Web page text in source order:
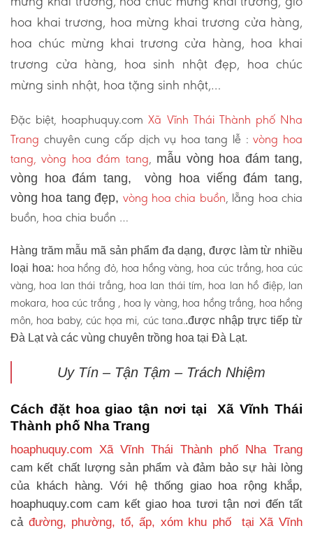
hoa khai trương, hoa mừng khai trương cửa hàng,
hoa chúc mừng khai trương cửa hàng, hoa khai
trương cửa hàng, hoa sinh nhật đẹp, hoa chúc
mừng sinh nhật, hoa tặng sinh nhật,…
Đặc biệt, hoaphuquy.com Xã Vĩnh Thái Thành phố Nha
Trang chuyên cung cấp dịch vụ hoa tang lễ :vòng hoa
tang, vòng hoa đám tang, mẫu vòng hoa đám tang,
vòng hoa đám tang, vòng hoa viếng đám tang,
vòng hoa tang đẹp, vòng hoa chia buồn, lẵng hoa chia
buồn, hoa chia buồn …
Hàng trăm mẫu mã sản phẩm đa dạng, được làm từ nhiều
loại hoa: hoa hồng đỏ, hoa hồng vàng, hoa cúc trắng, hoa cúc
vàng, hoa lan thái trắng, hoa lan thái tím, hoa lan hồ điệp, lan
mokara, hoa cúc trắng , hoa ly vàng, hoa hồng trắng, hoa hồng
môn, hoa baby, cúc họa mi, cúc tana..được nhập trực tiếp từ
Đà Lạt và các vùng chuyên trồng hoa tại Đà Lạt.
Uy Tín – Tận Tậm – Trách Nhiệm
Cách đặt hoa giao tận nơi tại Xã Vĩnh Thái
Thành phố Nha Trang
hoaphuquy.com Xã Vĩnh Thái Thành phố Nha Trang
cam kết chất lượng sản phẩm và đảm bảo sự hài lòng
của khách hàng. Với hệ thống giao hoa rộng khắp,
hoaphuquy.com cam kết giao hoa tươi tận nơi đến tất
cả đường, phường, tổ, ấp, xóm khu phố tại Xã Vĩnh